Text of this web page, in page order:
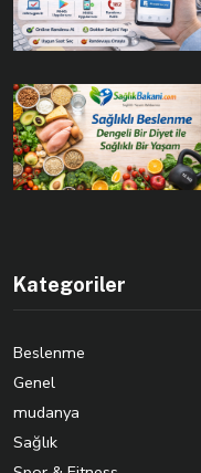
Kategoriler
Beslenme
Genel
mudanya
Sağlık